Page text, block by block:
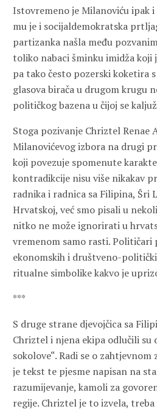
Istovremeno je Milanoviću ipak
mu je i socijaldemokratska
partizanka našla među
toliko nabaci šminku imidža
pa tako često pozerski koketira
glasova birača u drugom krugu
političkog bazena u čijoj se
Stoga pozivanje Chriztel Renae
Milanovićevog izbora na drugi
koji povezuje spomenute
kontradikcije nisu više nikakav
radnika i radnica sa Filipina, Šri
Hrvatskoj, već smo pisali u
nitko ne može ignorirati u
vremenom samo rasti. Političari
ekonomskih i društveno-
ritualne simbolike kakvo je
***
S druge strane djevojčica sa
Chriztel i njena ekipa odlučili su
sokolove“. Radi se o
je tekst te pjesme napisan na
razumijevanje, kamoli za
regije. Chriztel je to izvela,